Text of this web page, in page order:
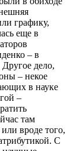
графику,
еще в
– в
дело,
– некое
в науке
–
там
вроде того,
С